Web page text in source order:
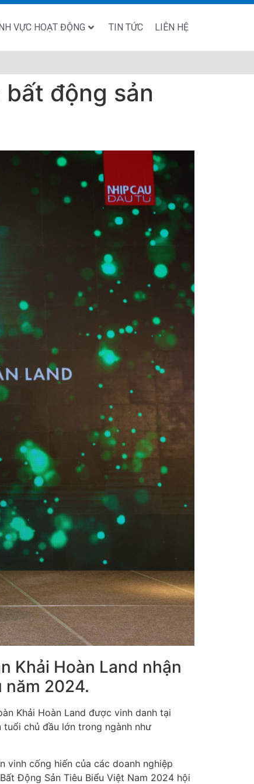
VỰC HOẠT ĐỘNG TIN TỨC LIÊN HỆ
bất động sản
Khải Hoàn Land nhận
năm 2024.
Khải Hoàn Land được vinh danh tại
tuổi chủ đầu lớn trong ngành như
vinh cống hiến của các doanh nghiệp
Động Sản Tiêu Biểu Việt Nam 2024 hội